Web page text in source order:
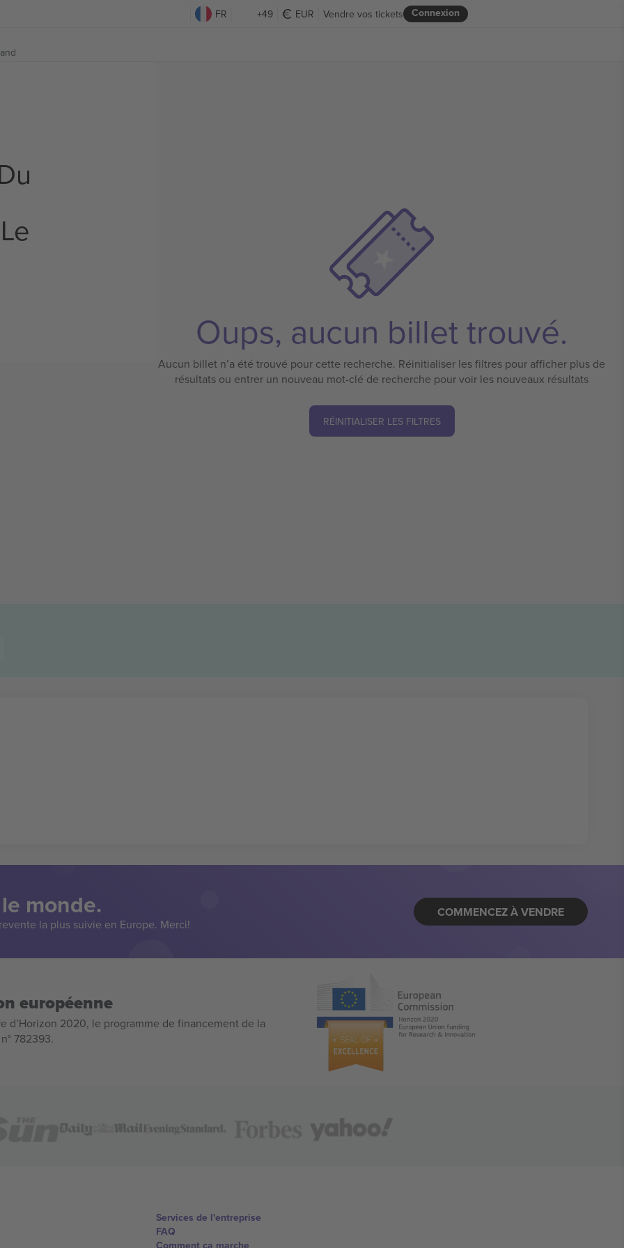
FR +49 EUR Connexion
Vendre vos tickets
Oups, aucun billet trouvé.
Aucun billet n’a été trouvé pour cette recherche. Réinitialiser les filtres pour afficher plus de
résultats ou entrer un nouveau mot-clé de recherche pour voir les nouveaux résultats
RÉINITIALISER LES FILTRES
monde.
la plus suivie en Europe. Merci!
COMMENCEZ À VENDRE
européenne
d’Horizon 2020, le programme de financement de la
782393.
Services de l'entreprise
FAQ
Comment ça marche